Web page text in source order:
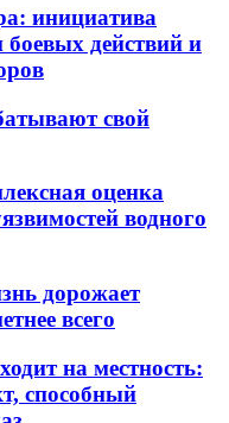
инициатива
действий и
свой
оценка
водного
дорожает
всего
на местность:
способный